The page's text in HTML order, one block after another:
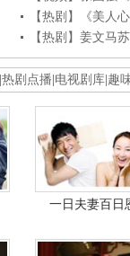
【热剧】《美人
【热剧】姜文马
热剧点播 电视剧库 趣
一日夫妻百日